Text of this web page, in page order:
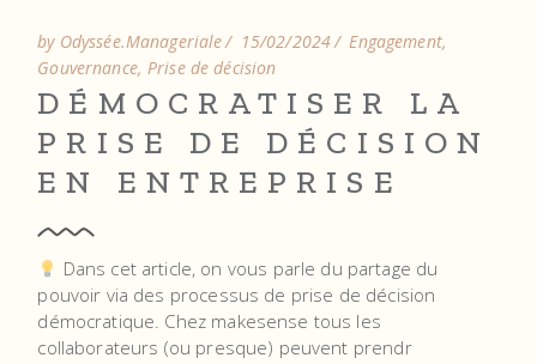
by Odyssée.Manageriale 15/02/2024
Engagement
Gouvernance Prise de décision
DÉMOCRATISER LA
PRISE DE DÉCISION
EN ENTREPRISE
Dans cet article, on vous parle du partage du
pouvoir via des processus de prise de décision
démocratique. Chez makesense tous les
collaborateurs (ou presque) peuvent prendr